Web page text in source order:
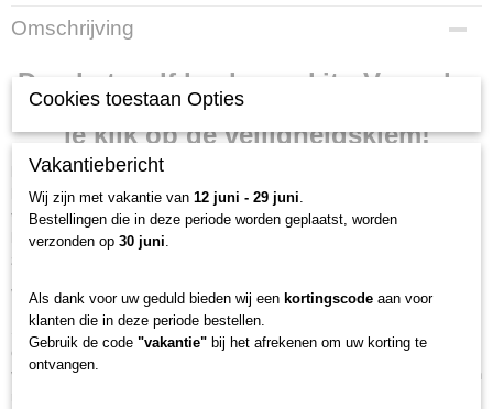
Productcode
SK-1
0,10 Kg
0,10 Kg
Omschrijving
Doe-het- zelf leadcore -kit - Verander
je kijk op de veiligheidsklem!
Ben je het zat om saaie rigs te gebruiken en geen vangsten te
hebben? Ben je op zoek naar een manier om je presentatie te
verlevendigen en je kansen op het vangen van karper te vergroten?
De doe-het-zelf leadcore-kit met veiligheidsklem kan de oplossing
zijn waar je naar op zoek bent!
Vergeet ingewikkelde knopen en ineffectieve rigs!
Stel je een rig voor die niet alleen eenvoudig te monteren is,
een ongekende veelzijdigheid biedt.De doe-het-zelf leadcore-kit met
veiligheidsklem maakt het mogelijk om maar liefst 6 verschillende soorten
Cookies toestaan Opties
Vakantiebericht
Wij zijn met vakantie van 12 juni - 29 juni.
Bestellingen die in deze periode worden geplaatst, worden
verzonden op 30 juni.
Als dank voor uw geduld bieden wij een kortingscode aan voor
klanten die in deze periode bestellen.
Gebruik de code "vakantie" bij het afrekenen om uw korting te
ontvangen.